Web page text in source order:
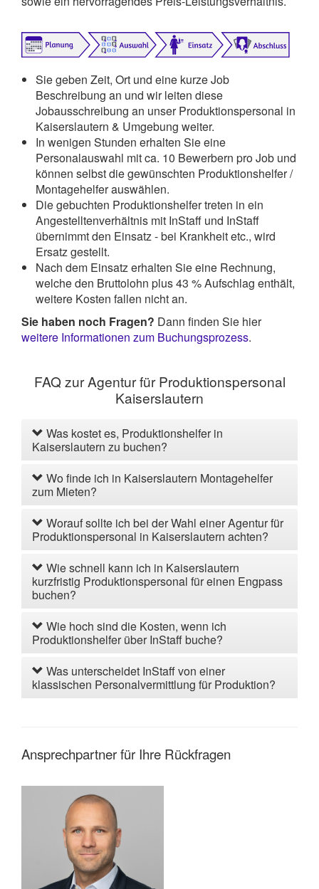
Sie geben Zeit, Ort und eine kurze Job
Beschreibung an und wir leiten diese
Jobausschreibung an unser Produktionspersonal in
Kaiserslautern & Umgebung weiter.
In wenigen Stunden erhalten Sie eine
Personalauswahl mit ca. 10 Bewerbern pro Job und
können selbst die gewünschten Produktionshelfer /
Montagehelfer auswählen.
Die gebuchten Produktionshelfer treten in ein
Angestelltenverhältnis mit InStaff und InStaff
übernimmt den Einsatz - bei Krankheit etc., wird
Ersatz gestellt.
Nach dem Einsatz erhalten Sie eine Rechnung,
welche den Bruttolohn plus 43 % Aufschlag enthält,
weitere Kosten fallen nicht an.
Sie haben noch Fragen? Dann finden Sie hier
weitere Informationen zum Buchungsprozess.
FAQ zur Agentur für Produktionspersonal
Kaiserslautern
Was kostet es, Produktionshelfer in
Kaiserslautern zu buchen?
Wo finde ich in Kaiserslautern Montagehelfer
zum Mieten?
Worauf sollte ich bei der Wahl einer Agentur für
Produktionspersonal in Kaiserslautern achten?
Wie schnell kann ich in Kaiserslautern
kurzfristig Produktionspersonal für einen Engpass
buchen?
Wie hoch sind die Kosten, wenn ich
Produktionshelfer über InStaff buche?
Was unterscheidet InStaff von einer
klassischen Personalvermittlung für Produktion?
Ansprechpartner für Ihre Rückfragen